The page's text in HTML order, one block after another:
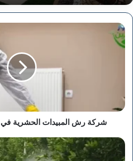
شركة
رش
المبيدات
المكرمة
شركة رش المبيدات الحشرية
شركة
رش